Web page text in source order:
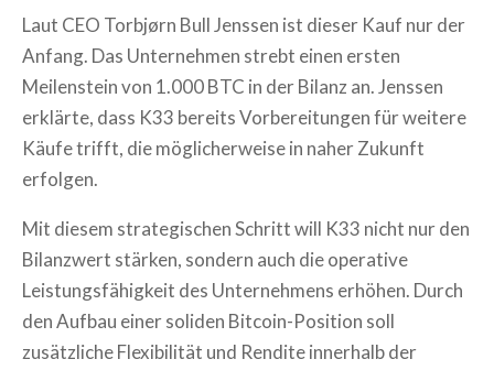
Laut CEO Torbjørn Bull Jenssen ist dieser Kauf nur der
Anfang. Das Unternehmen strebt einen ersten
Meilenstein von 1.000 BTC in der Bilanz an. Jenssen
erklärte, dass K33 bereits Vorbereitungen für weitere
Käufe trifft, die möglicherweise in naher Zukunft
erfolgen.
Mit diesem strategischen Schritt will K33 nicht nur den
Bilanzwert stärken, sondern auch die operative
Leistungsfähigkeit des Unternehmens erhöhen. Durch
den Aufbau einer soliden Bitcoin-Position soll
zusätzliche Flexibilität und Rendite innerhalb der